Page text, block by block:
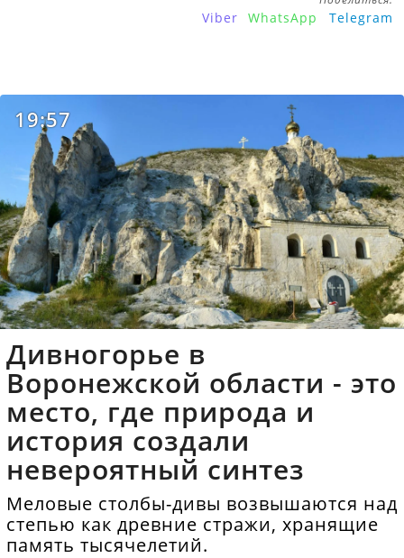
Viber WhatsApp Telegram
19:57
Дивногорье в
Воронежской области - это
место, где природа и
история создали
невероятный синтез
Меловые столбы-дивы возвышаются над
степью как древние стражи, хранящие
память тысячелетий.